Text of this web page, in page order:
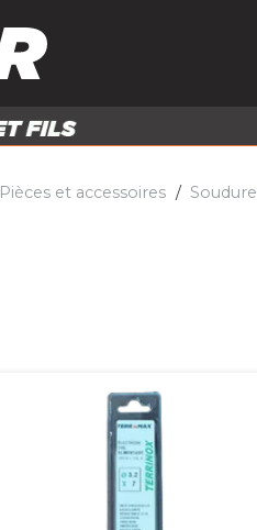
PIÈCES ET ACCESSOIRES
Pièces et accessoires Soudure